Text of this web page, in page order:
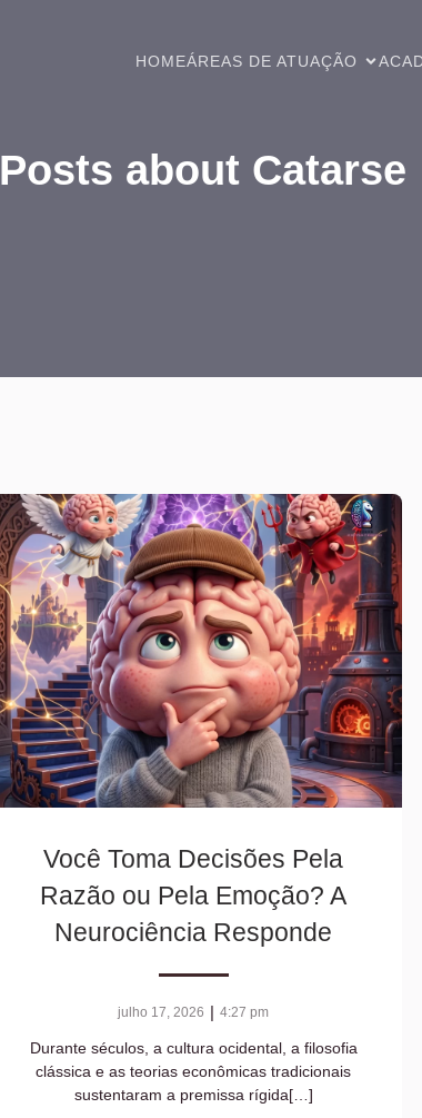
HOMEÁREAS DE ATUAÇÃO
Posts about Catarse
Você Toma Decisões Pela
Razão ou Pela Emoção? A
Neurociência Responde
julho 17, 2026 | 4:27 pm
Durante séculos, a cultura ocidental, a filosofia
clássica e as teorias econômicas tradicionais
sustentaram a premissa rígida[…]